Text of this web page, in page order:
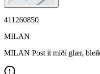
411260850
MILAN
MILAN Post it miði glær,